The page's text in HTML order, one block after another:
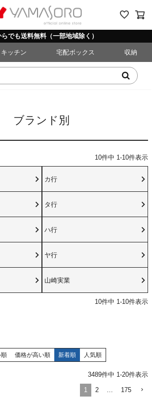
でも送料無料（一部地域除く）
キッチン 宅配ボックス 収納
ブランド別
10件中 1-10件表示
カ行
タ行
ハ行
ヤ行
山崎実業
10件中 1-10件表示
価格が高い順 新着順 人気順
3489件中 1-20件表示
1 2 … 175